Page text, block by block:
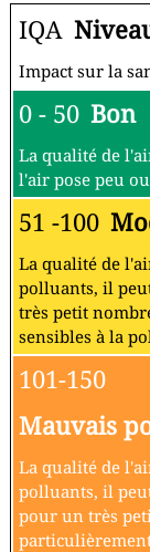
IQA
Impact sur la
0 - 50 Bon
La qualité de
l'air pose peu
51 -100
La qualité de
polluants, il
très petit
sensibles à la
101-150
Mauvais
La qualité de
polluants, il
pour un très